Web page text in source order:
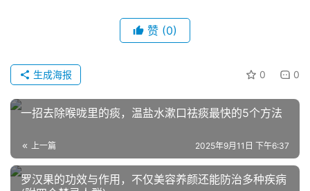
直
播
货
引
登录
赞 (0)
0 0
生成海报
一招去除喉咙里的痰，温盐水漱口祛痰最快的5个方法
上一篇 2025年9月11日 下午6:37
罗汉果的功效与作用，不仅美容养颜还能防治多种疾病